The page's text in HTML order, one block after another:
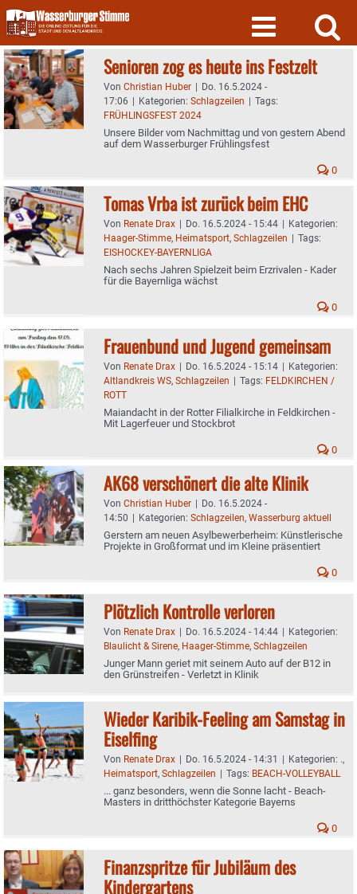
Skip
to
content
Senioren zog es heute ins Festzelt
Von Christian Huber | Do. 16.5.2024 -
17:06 | Kategorien: Schlagzeilen | Tags:
FRÜHLINGSFEST 2024
Unsere Bilder vom Nachmittag und von gestern Abend
auf dem Wasserburger Frühlingsfest
0
Tomas Vrba ist zurück beim EHC
Von Renate Drax | Do. 16.5.2024 - 15:44 | Kategorien:
Haager-Stimme, Heimatsport, Schlagzeilen | Tags:
EISHOCKEY-BAYERNLIGA
Nach sechs Jahren Spielzeit beim Erzrivalen - Kader
für die Bayernliga wächst
0
Frauenbund und Jugend gemeinsam
Von Renate Drax | Do. 16.5.2024 - 15:14 | Kategorien:
Altlandkreis WS, Schlagzeilen | Tags: FELDKIRCHEN /
ROTT
Maiandacht in der Rotter Filialkirche in Feldkirchen -
Mit Lagerfeuer und Stockbrot
0
AK68 verschönert die alte Klinik
Von Christian Huber | Do. 16.5.2024 -
14:50 | Kategorien: Schlagzeilen, Wasserburg aktuell
Gerstern am neuen Asylbewerberheim: Künstlerische
Projekte in Großformat und im Kleine präsentiert
0
Plötzlich Kontrolle verloren
Von Renate Drax | Do. 16.5.2024 - 14:44 | Kategorien:
Blaulicht & Sirene, Haager-Stimme, Schlagzeilen
Junger Mann geriet mit seinem Auto auf der B12 in
den Grünstreifen - Verletzt in Klinik
Wieder Karibik-Feeling am Samstag in
Eiselfing
Von Renate Drax | Do. 16.5.2024 - 14:31 | Kategorien: .,
Heimatsport, Schlagzeilen | Tags: BEACH-VOLLEYBALL
... ganz besonders, wenn die Sonne lacht - Beach-
Masters in dritthöchster Kategorie Bayerns
0
Finanzspritze für Jubiläum des
Kindergartens